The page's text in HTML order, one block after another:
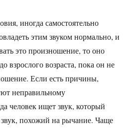
иногда самостоятельно
этим звуком нормально, и
это произношение, то оно
взрослого возраста, пока он не
Если есть причины,
неправильному
человек ищет звук, который
звук, похожий на рычание. Чаще